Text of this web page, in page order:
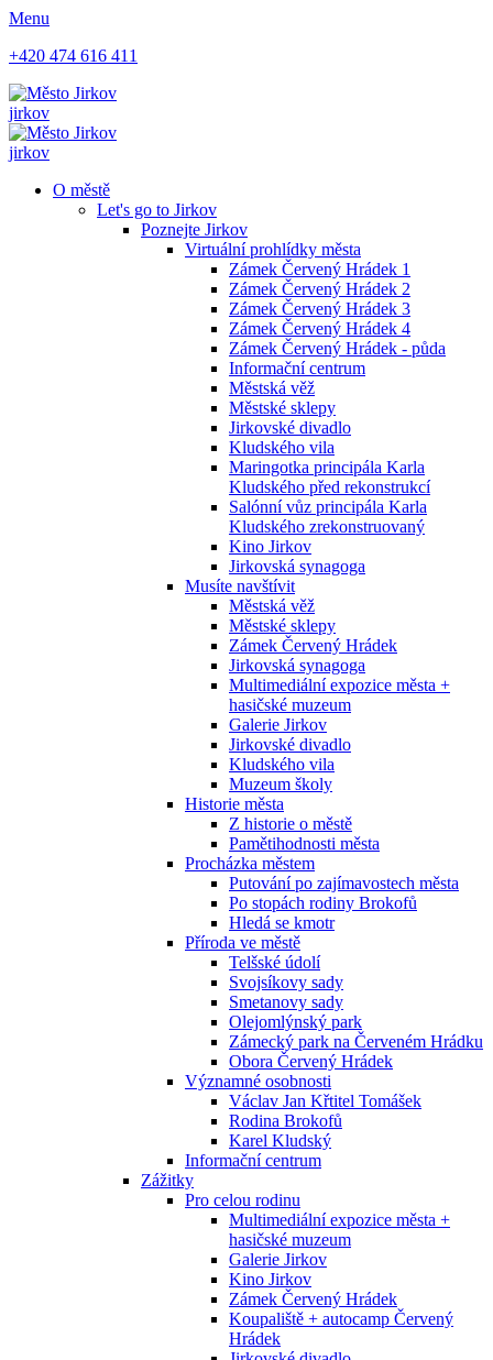
Menu
+420 474 616 411
jirkov
jirkov
O městě
Let's go to Jirkov
Poznejte Jirkov
Virtuální prohlídky města
Zámek Červený Hrádek 1
Zámek Červený Hrádek 2
Zámek Červený Hrádek 3
Zámek Červený Hrádek 4
Zámek Červený Hrádek - půda
Informační centrum
Městská věž
Městské sklepy
Jirkovské divadlo
Kludského vila
Maringotka principála Karla
Kludského před rekonstrukcí
Salónní vůz principála Karla
Kludského zrekonstruovaný
Kino Jirkov
Jirkovská synagoga
Musíte navštívit
Městská věž
Městské sklepy
Zámek Červený Hrádek
Jirkovská synagoga
Multimediální expozice města +
hasičské muzeum
Galerie Jirkov
Jirkovské divadlo
Kludského vila
Muzeum školy
Historie města
Z historie o městě
Pamětihodnosti města
Procházka městem
Putování po zajímavostech města
Po stopách rodiny Brokofů
Hledá se kmotr
Příroda ve městě
Telšské údolí
Svojsíkovy sady
Smetanovy sady
Olejomlýnský park
Zámecký park na Červeném Hrádku
Obora Červený Hrádek
Významné osobnosti
Václav Jan Křtitel Tomášek
Rodina Brokofů
Karel Kludský
Informační centrum
Zážitky
Pro celou rodinu
Multimediální expozice města +
hasičské muzeum
Galerie Jirkov
Kino Jirkov
Zámek Červený Hrádek
Koupaliště + autocamp Červený
Hrádek